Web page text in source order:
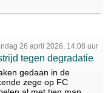
26 april 2026, 14:08 uur
tegen degradatie
gedaan in de
zege op FC